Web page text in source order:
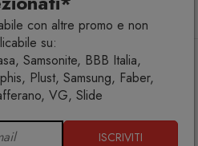
con altre promo e non
su:
Samsonite, BBB Italia,
Plust, Samsung, Faber,
VG, Slide
ISCRIVITI
Specchio 100x180